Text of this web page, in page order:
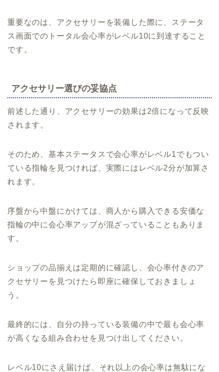
重要なのは、アクセサリーを装備した際に、ステータ
ス画面でのトータル会心率がレベル10に到達すること
です。
アクセサリー選びの妥協点
前述した通り、アクセサリーの効果は2倍になって反映
されます。
そのため、基本ステータスで会心率がレベル1でもつい
ている指輪を見つければ、実際にはレベル2分が加算さ
れます。
序盤から中盤にかけては、商人から購入できる安価な
指輪の中に会心率アップが混ざっていることもありま
す。
ショップの品揃えは定期的に確認し、会心率付きのア
クセサリーを見つけたら即座に確保しておきましょ
う。
最終的には、自分の持っている装備の中で最も会心率
が高くなる組み合わせを見つけ出してください。
レベル10にさえ届けば、それ以上の会心率は無駄にな